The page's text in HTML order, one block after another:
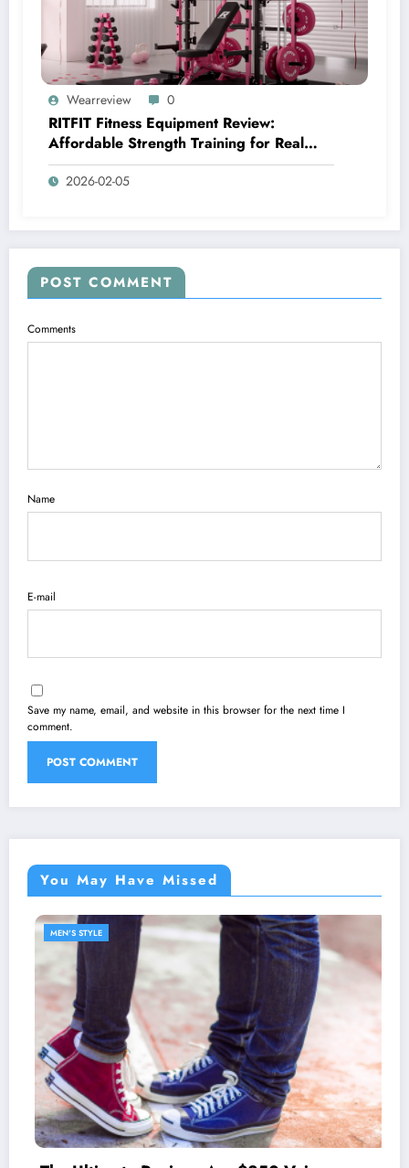
Wearreview 0
RITFIT Fitness Equipment Review:
Affordable Strength Training for Real
Home Gyms
2026-02-05
POST COMMENT
Comments
Name
E-mail
Save my name, email, and website in this browser for the next time I
comment.
You May Have Missed
MEN'S STYLE
Discover the West Coast
johnnie-O